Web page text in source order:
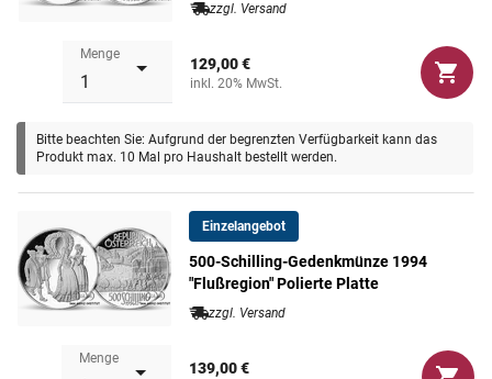
Erhaltung
Nennwert
Gewicht 24 g
zzgl. Versand
Menge
129,00 €
inkl. 20% MwSt.
Bitte beachten Sie: Aufgrund der begrenzten Verfügbarkeit kann das
Produkt max. 10 Mal pro Haushalt bestellt werden.
Einzelangebot
500-Schilling-Gedenkmünze 1994
"Flußregion" Polierte Platte
zzgl. Versand
Menge
139,00 €